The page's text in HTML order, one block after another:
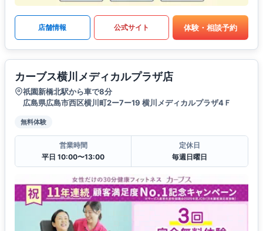
店舗情報 公式サイト 体験・相談予約
カーブス横川メディカルプラザ店
祇園新橋北駅から車で8分
広島県広島市西区横川町2ー7ー19 横川メディカルプラザ4Ｆ
無料体験
営業時間
平日 10:00〜13:00
定休日
毎週日曜日